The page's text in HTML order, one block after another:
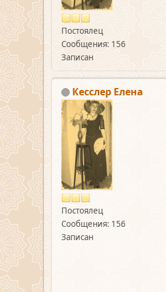
Постоялец
Сообщения: 156
Записан
Кесслер Елена
Постоялец
Сообщения: 156
Записан